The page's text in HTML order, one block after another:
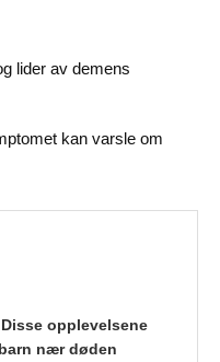
lider av demens
kan varsle om
opplevelsene
nær døden